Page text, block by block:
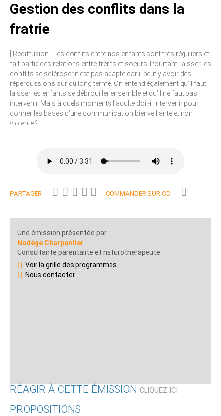
Gestion des conflits dans la
fratrie
[ Rediffusion ] Les conflits entre nos enfants sont très réguliers et
fait partie des relations entre frères et soeurs. Pourtant, laisser les
conflits se scléroser n’est pas adapté car il peut y avoir des
répercussions sur du long terme. On entend également qu’il faut
laisser les enfants se débrouiller ensemble et qu’il ne faut pas
intervenir. Mais à quels moments l’adulte doit-il intervenir pour
donner les bases d’une communication bienveillante et non
violente ?
PARTAGER COMMANDER SUR CD
Une émission présentée par
Nadège Charpentier
Consultante parentalité et naturothérapeute
Voir la grille des programmes
Nous contacter
RÉAGIR À CETTE ÉMISSION CLIQUEZ ICI
PROPOSITIONS